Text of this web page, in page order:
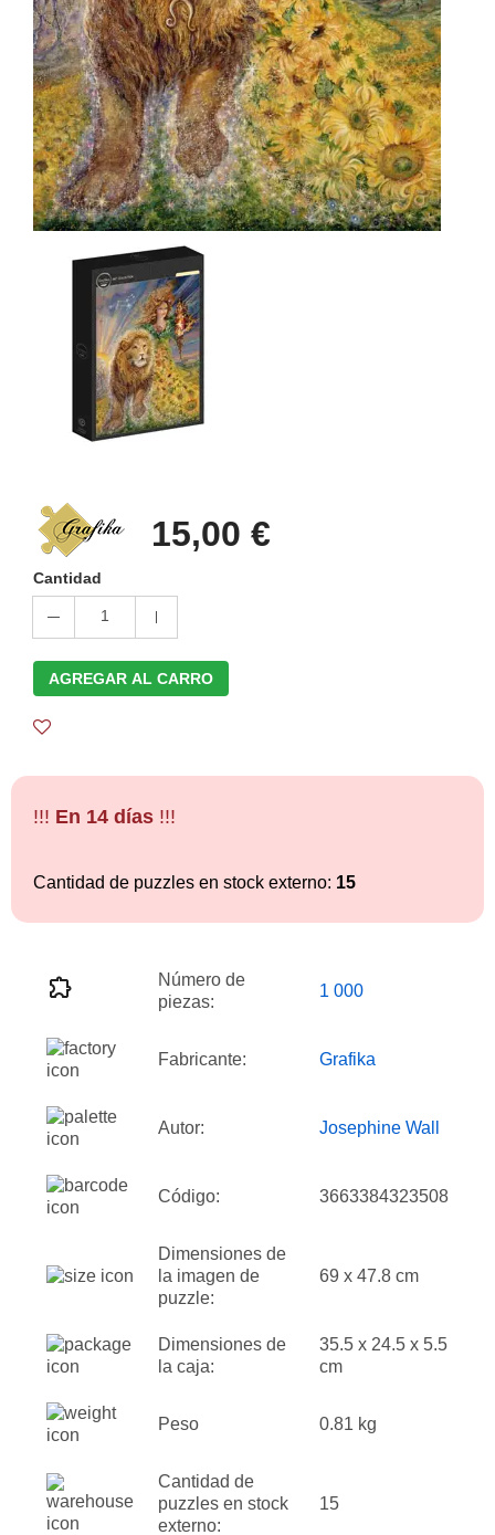
15,00 €
Cantidad
1
AGREGAR AL CARRO
!!! En 14 días !!!
Cantidad de puzzles en stock externo: 15
Número de
piezas:
1 000
Fabricante: Grafika
Autor: Josephine Wall
Código: 3663384323508
Dimensiones de
la imagen de
puzzle:
69 x 47.8 cm
Dimensiones de
la caja:
35.5 x 24.5 x 5.5
cm
Peso 0.81 kg
Cantidad de
puzzles en stock
externo:
15